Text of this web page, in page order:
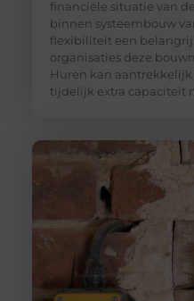
financiële situatie van
binnen systeembouw
flexibiliteit een
organisaties deze
Huren kan
tijdelijk extra capaciteit